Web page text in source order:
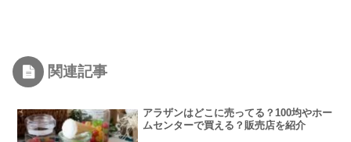
関連記事
アラザンはどこに売ってる？100均やホー
ムセンターで買える？販売店を紹介